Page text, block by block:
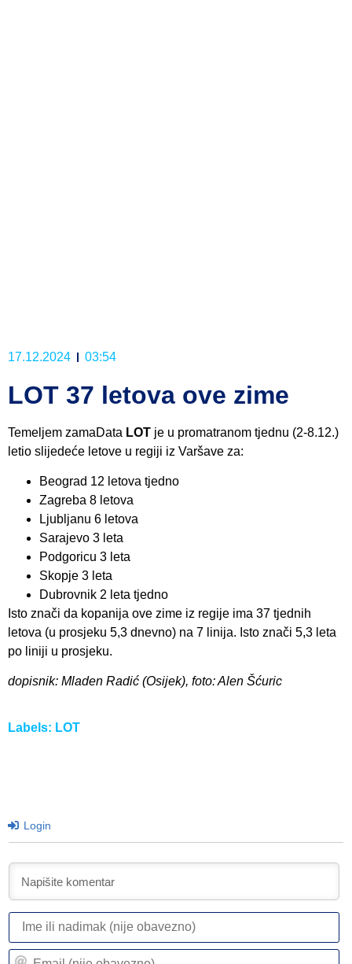
17.12.2024 03:54
LOT 37 letova ove zime
Temeljem zamaData LOT je u promatranom tjednu (2-8.12.)
letio slijedeće letove u regiji iz Varšave za:
Beograd 12 letova tjedno
Zagreba 8 letova
Ljubljanu 6 letova
Sarajevo 3 leta
Podgoricu 3 leta
Skopje 3 leta
Dubrovnik 2 leta tjedno
Isto znači da kopanija ove zime iz regije ima 37 tjednih
letova (u prosjeku 5,3 dnevno) na 7 linija. Isto znači 5,3 leta
po liniji u prosjeku.
dopisnik: Mladen Radić (Osijek), foto: Alen Šćuric
Labels: LOT
Login